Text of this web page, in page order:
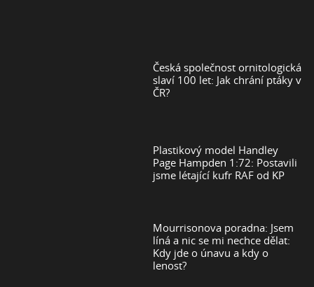
Česká společnost ornitologická
slaví 100 let: Jak chrání ptáky v
ČR?
Plastikový model Handley
Page Hampden 1:72: Postavili
jsme létající kufr RAF od KP
Mourrisonova poradna: Jsem
líná a nic se mi nechce dělat:
Kdy jde o únavu a kdy o
lenost?